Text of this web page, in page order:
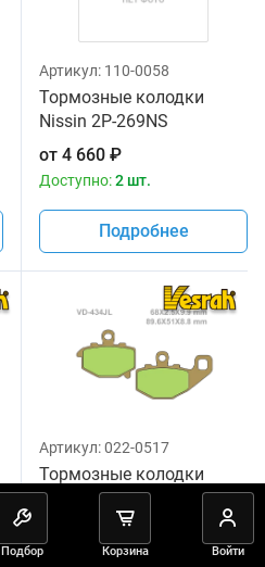
Артикул: 110-0058
Тормозные колодки
Nissin 2P-269NS
от 4 660 ₽
Доступно:2 шт.
Подробнее
Артикул:022-0517
Тормозные колодки
Vesrah VD 434JL для
мотоциклов
от 4 100
145 шт.
Подбор Корзина Войти